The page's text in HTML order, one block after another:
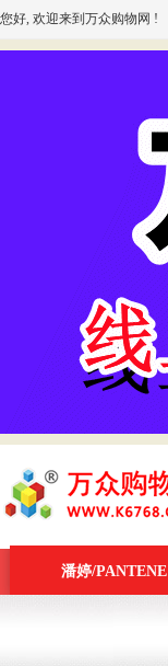
您好, 欢迎来到万众购物网 !
一周新发现
潘婷/PANTENE